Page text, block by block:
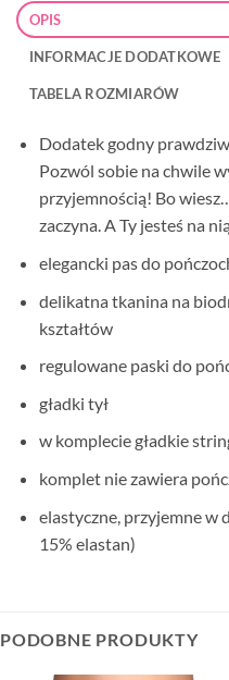
OPIS
INFORMACJE DODATKOWE
TABELA ROZMIARÓW
Dodatek godny
Pozwól sobie na chwile
przyjemnością! Bo
zaczyna. A Ty jesteś na
elegancki pas do
delikatna tkanina na
kształtów
regulowane paski do
gładki tył
w komplecie gładkie
komplet nie zawiera
elastyczne, przyjemne w
15% elastan)
PODOBNE PRODUKTY